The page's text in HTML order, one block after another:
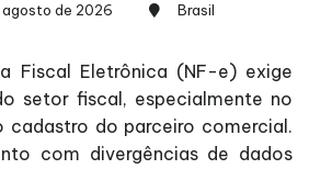
agosto de 2026
Brasil
Fiscal Eletrônica (NF-e) exige
setor fiscal, especialmente no
cadastro do parceiro comercial.
com divergências de dados